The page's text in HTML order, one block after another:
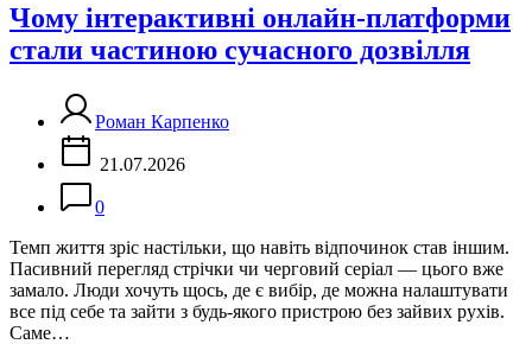
Чому інтерактивні онлайн-платформи
стали частиною сучасного дозвілля
Роман Карпенко
21.07.2026
0
Темп життя зріс настільки, що навіть відпочинок став іншим.
Пасивний перегляд стрічки чи черговий серіал — цього вже
замало. Люди хочуть щось, де є вибір, де можна налаштувати
все під себе та зайти з будь-якого пристрою без зайвих рухів.
Саме…